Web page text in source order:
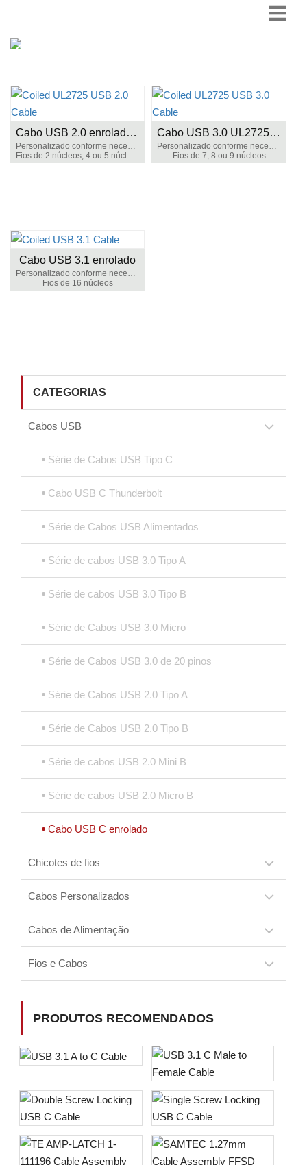
Cabo USB 2.0 enrolado UL2725
Personalizado conforme necessário
Fios de 2 núcleos, 4 ou 5 núcleos
Cabo USB 3.0 UL2725 enrolado
Personalizado conforme necessário
Fios de 7, 8 ou 9 núcleos
Cabo USB 3.1 enrolado
Personalizado conforme necessário
Fios de 16 núcleos
CATEGORIAS
Cabos USB
Série de Cabos USB Tipo C
Cabo USB C Thunderbolt
Série de Cabos USB Alimentados
Série de cabos USB 3.0 Tipo A
Série de cabos USB 3.0 Tipo B
Série de Cabos USB 3.0 Micro
Série de Cabos USB 3.0 de 20 pinos
Série de Cabos USB 2.0 Tipo A
Série de Cabos USB 2.0 Tipo B
Série de cabos USB 2.0 Mini B
Série de cabos USB 2.0 Micro B
Cabo USB C enrolado
Chicotes de fios
Cabos Personalizados
Cabos de Alimentação
Fios e Cabos
PRODUTOS RECOMENDADOS